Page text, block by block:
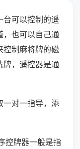
台可以控制的遥
，也可以自己通
控制麻将牌的磁
牌，遥控器是通
一对一指导，添
控牌器一般是指